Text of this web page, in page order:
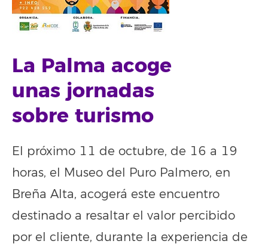
La Palma acoge
unas jornadas
sobre turismo
El próximo 11 de octubre, de 16 a 19
horas, el Museo del Puro Palmero, en
Breña Alta, acogerá este encuentro
destinado a resaltar el valor percibido
por el cliente, durante la experiencia de